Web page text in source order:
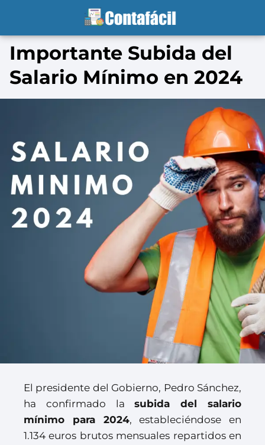
Importante Subida del
Salario Mínimo en 2024
El presidente del Gobierno, Pedro Sánchez,
ha confirmado lasubida del salario
mínimo para 2024, estableciéndose en
1.134 euros brutos mensuales repartidos en